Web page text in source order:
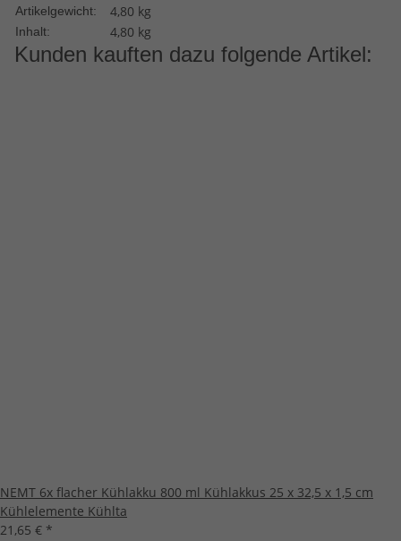
Artikelgewicht: 4,80 kg
Inhalt: 4,80 kg
Kunden kauften dazu folgende Artikel:
NEMT 6x flacher Kühlakku 800 ml Kühlakkus 25 x 32,5 x 1,5 cm
Kühlelemente Kühlta
21,65 € *